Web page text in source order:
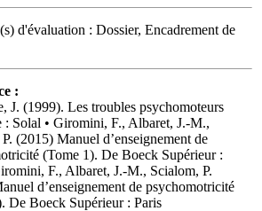
d'évaluation : Dossier, Encadrement de
:
J. (1999). Les troubles psychomoteurs
: Solal • Giromini, F., Albaret, J.-M.,
(2015) Manuel d’enseignement de
(Tome 1). De Boeck Supérieur :
F., Albaret, J.-M., Scialom, P.
d’enseignement de psychomotricité
De Boeck Supérieur : Paris